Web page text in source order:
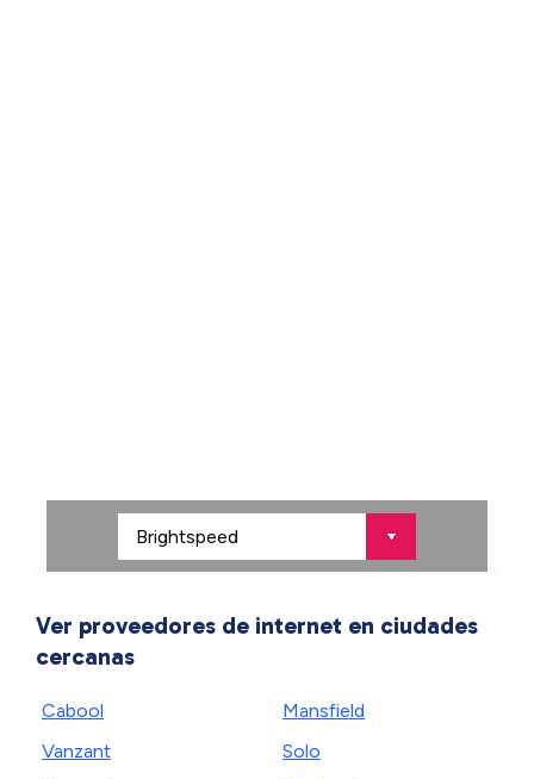
Ver proveedores de internet en ciudades
cercanas
Cabool
Vanzant
Mansfield
Solo